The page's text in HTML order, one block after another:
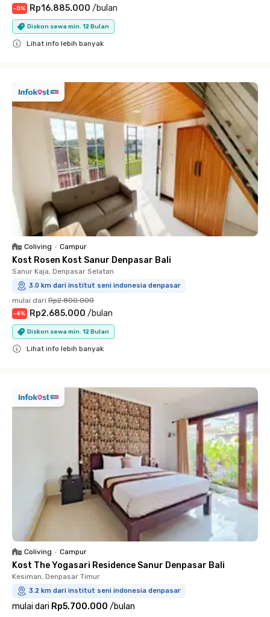
-0% Rp16.885.000 /bulan
Diskon sewa min. 12 Bulan
Lihat info lebih banyak
Coliving • Campur
Kost Rosen Kost Sanur Denpasar Bali
Sanur Kaja, Denpasar Selatan
3.0 km dari institut seni indonesia denpasar
mulai dari Rp2.800.000
-4% Rp2.685.000 /bulan
Diskon sewa min. 12 Bulan
Lihat info lebih banyak
Coliving • Campur
Kost The Yogasari Residence Sanur Denpasar Bali
Kesiman, Denpasar Timur
3.2 km dari institut seni indonesia denpasar
mulai dari Rp5.700.000 /bulan